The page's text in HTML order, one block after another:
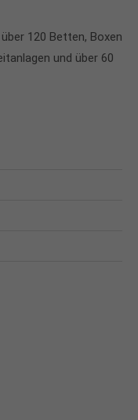
120 Betten, Boxen
und über 60